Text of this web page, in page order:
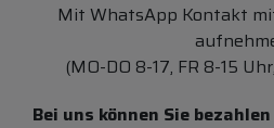
Mit WhatsApp Kontakt
(MO-DO 8-17, FR 8-15 Uhr,
Bei uns können Sie